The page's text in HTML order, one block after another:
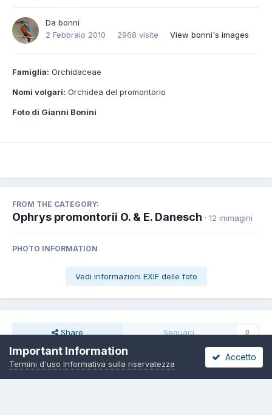
Da bonni
2 Febbraio 2010
2968 visite View bonni's images
Famiglia: Orchidaceae
Nomi volgari: Orchidea del promontorio
Foto di Gianni Bonini
FROM THE CATEGORY:
Ophrys promontorii O. & E. Danesch · 12 immagini
PHOTO INFORMATION
Vedi informazioni EXIF delle foto
Share Seguaci 0
Important Information
Termini d'uso Informativa sulla riservatezza
Accetto